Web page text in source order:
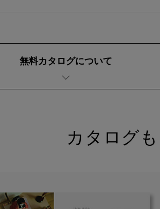
無料カタログについて
カタログも